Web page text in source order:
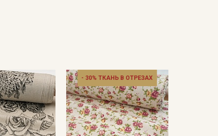
- 30% ТКАНЬ В ОТРЕЗАХ